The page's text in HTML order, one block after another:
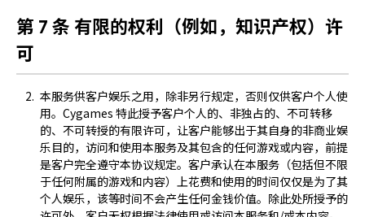
第 7 条 有限的权利（例如，知识产权）许
可
本服务供客户娱乐之用，除非另行规定，否则仅供客户个人使
用。Cygames 特此授予客户个人的、非独占的、不可转移
的、不可转授的有限许可，让客户能够出于其自身的非商业娱
乐目的，访问和使用本服务及其包含的任何游戏或内容，前提
是客户完全遵守本协议规定。客户承认在本服务（包括但不限
于任何附属的游戏和内容）上花费和使用的时间仅仅是为了其
个人娱乐，该等时间不会产生任何金钱价值。除此处所授予的